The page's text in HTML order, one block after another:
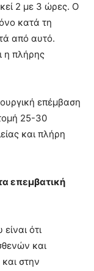
2 με 3 ώρες. Ο
κατά τη
από αυτό.
η πλήρης
επέμβαση
25-30
και πλήρη
επεμβατική
ότι
και
στην